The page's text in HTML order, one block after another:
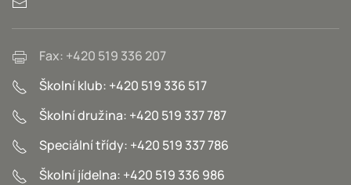
Fax: +420 519 336 207
Školní klub: +420 519 336 517
Školní družina: +420 519 337 787
Speciální třídy: +420 519 337 786
Školní jídelna: +420 519 336 986